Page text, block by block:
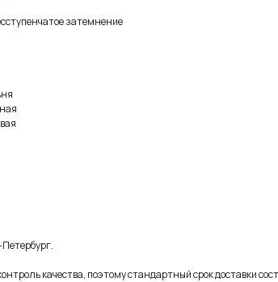
затемнение
качества, поэтому стандартный срок доставки